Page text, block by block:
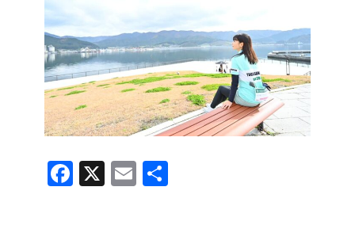
F
X
E